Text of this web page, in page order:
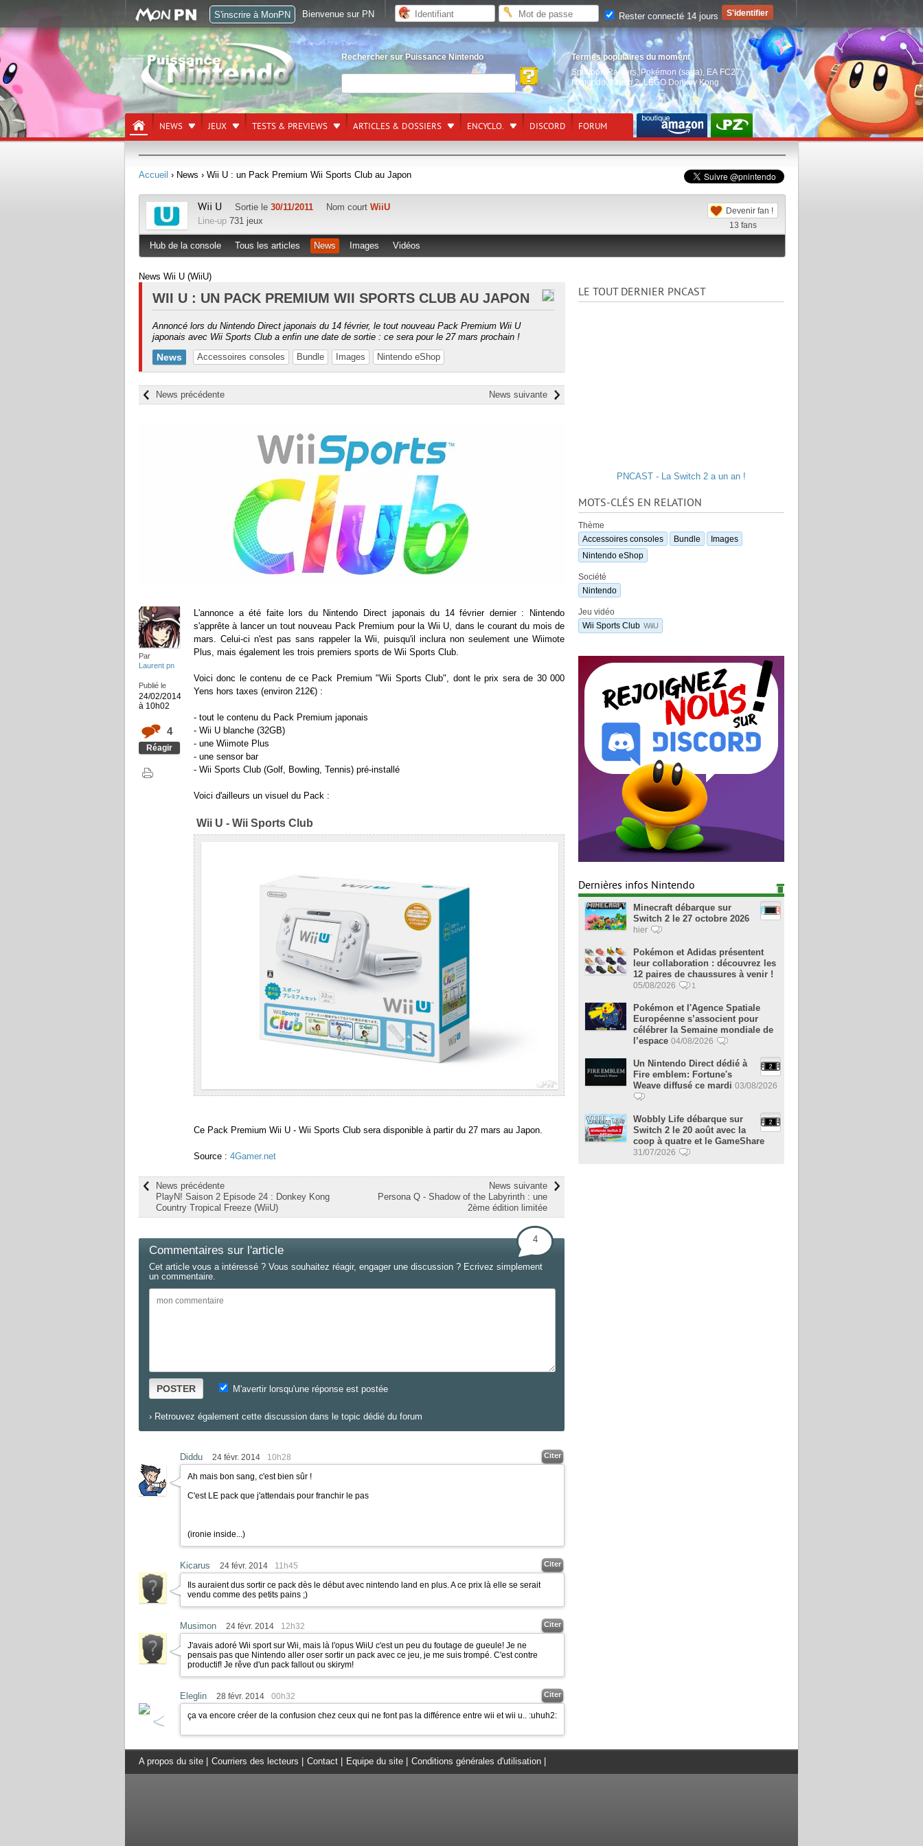
Rechercher sur Puissance Nintendo
Termes populaires du moment
Splatoon Raiders, Pokémon (saga) EA FC27,
Nintendo Switch 2,LEGO Donkey Kong
NEWS JEUX TESTS & PREVIEWS ARTICLES & DOSSIERS ENCYCLO. DISCORD FORUM
Accueil › News › Wii U : un Pack Premium Wii Sports Club au Japon
Devenir fan !
13 fans
Wii U Sortie le 30/11/2011 Nom court WiiU
Line-up 731 jeux
Hub de la console Tous les articles News Images Vidéos
News Wii U (WiiU)
WII U : UN PACK PREMIUM WII SPORTS CLUB AU JAPON
Annoncé lors du Nintendo Direct japonais du 14 février, le tout nouveau Pack Premium Wii U
japonais avec Wii Sports Club a enfin une date de sortie : ce sera pour le 27 mars prochain !
News Accessoires consoles Bundle Images Nintendo eShop
News suivante
News précédente
Par
Laurent pn
Publié le
24/02/2014
à 10h02
4
Réagir
L'annonce a été faite lors du Nintendo Direct japonais du 14 février dernier : Nintendo
s'apprête à lancer un tout nouveau Pack Premium pour la Wii U, dans le courant du mois de
mars. Celui-ci n'est pas sans rappeler la Wii, puisqu'il inclura non seulement une Wiimote
Plus, mais également les trois premiers sports de Wii Sports Club.
Voici donc le contenu de ce Pack Premium "Wii Sports Club", dont le prix sera de 30 000
Yens hors taxes (environ 212€) :
- tout le contenu du Pack Premium japonais
- Wii U blanche (32GB)
- une Wiimote Plus
- une sensor bar
- Wii Sports Club (Golf, Bowling, Tennis) pré-installé
Voici d'ailleurs un visuel du Pack :
Wii U - Wii Sports Club
Ce Pack Premium Wii U - Wii Sports Club sera disponible à partir du 27 mars au Japon.
Source : 4Gamer.net
News suivante
Persona Q - Shadow of the Labyrinth : une
2ème édition limitée
News précédente
PlayN! Saison 2 Episode 24 : Donkey Kong
Country Tropical Freeze (WiiU)
Commentaires sur l'article
4
Cet article vous a intéressé ? Vous souhaitez réagir, engager une discussion ? Ecrivez simplement
un commentaire.
POSTER M'avertir lorsqu'une réponse est postée
› Retrouvez également cette discussion dans le topic dédié du forum
Diddu 24 févr. 2014 10h28 Citer
Ah mais bon sang, c'est bien sûr !
C'est LE pack que j'attendais pour franchir le pas
(ironie inside...)
Kicarus 24 févr. 2014 11h45 Citer
Ils auraient dus sortir ce pack dès le début avec nintendo land en plus. A ce prix là elle se serait
vendu comme des petits pains ;)
Musimon 24 févr. 2014 12h32 Citer
J'avais adoré Wii sport sur Wii, mais là l'opus WiiU c'est un peu du foutage de gueule! Je ne
pensais pas que Nintendo aller oser sortir un pack avec ce jeu, je me suis trompé. C'est contre
productif! Je rêve d'un pack fallout ou skirym!
Eleglin 28 févr. 2014 00h32 Citer
ça va encore créer de la confusion chez ceux qui ne font pas la différence entre wii et wii u.. :uhuh2:
LE TOUT DERNIER PNCAST
PNCAST - La Switch 2 a un an !
MOTS-CLÉS EN RELATION
Thème
Accessoires consoles
Bundle
Images
Nintendo eShop
Société
Nintendo
Jeu vidéo
Wii Sports Club WiiU
Dernières infos Nintendo
Minecraft débarque sur
Switch 2 le 27 octobre 2026
hier
Pokémon et Adidas présentent
leur collaboration : découvrez les
12 paires de chaussures à venir !
05/08/2026 1
Pokémon et l'Agence Spatiale
Européenne s’associent pour
célébrer la Semaine mondiale de
l’espace 04/08/2026
Un Nintendo Direct dédié à
Fire emblem: Fortune's
Weave diffusé ce mardi 03/08/2026
Wobbly Life débarque sur
Switch 2 le 20 août avec la
coop à quatre et le GameShare
31/07/2026
A propos du site Courriers des lecteurs Contact Equipe du site Conditions générales d'utilisation
S'inscrire à MonPN Bienvenue sur PN Rester connecté 14 jours